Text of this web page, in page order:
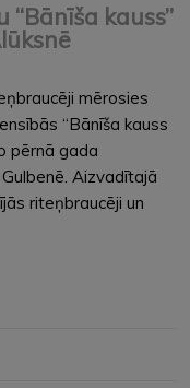
kauss”
mērosies
“Bānīša kauss
pērnā gada
Aizvadītajā
riteņbraucēji un